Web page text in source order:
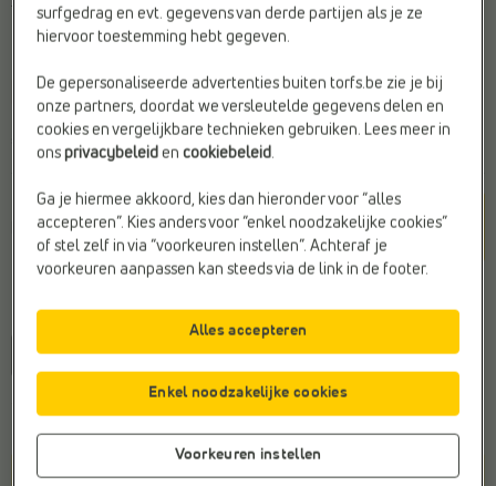
TEVA
Sandalen groen
Web Only
€ 65,99
Kleur
DOL -Dark Olive
Maat
47
Deze maat is niet op voorraad.
In winkelmandje
surfgedrag en evt. gegevens van derde partijen als je ze
hiervoor toestemming hebt gegeven.
De gepersonaliseerde advertenties buiten torfs.be zie je bij
onze partners, doordat we versleutelde gegevens delen en
cookies en vergelijkbare technieken gebruiken. Lees meer in
onsprivacybeleid encookiebeleid.
Ga je hiermee akkoord, kies dan hieronder voor “alles
accepteren”. Kies anders voor “enkel noodzakelijke cookies”
of stel zelf in via “voorkeuren instellen”. Achteraf je
voorkeuren aanpassen kan steeds via de link in de footer.
Voorkeuren instellen
Enkel noodzakelijke cookies
Alles accepteren